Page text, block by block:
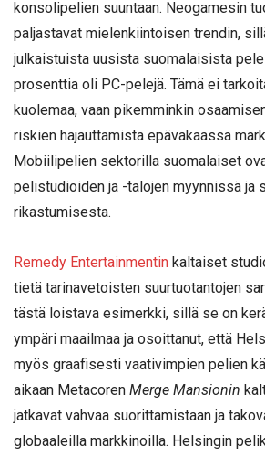
konsolipelien suuntaan. Neogamesin
paljastavat mielenkiintoisen trendin,
julkaistuista uusista suomalaisista
prosenttia oli PC-pelejä. Tämä ei
kuolemaa, vaan pikemminkin
riskien hajauttamista epävakaassa
Mobiilipelien sektorilla suomalaiset
pelistudioiden ja -talojen myynnissä ja
rikastumisesta.
Remedy Entertainmentin kaltaiset
tietä tarinavetoisten suurtuotantojen
tästä loistava esimerkki, sillä se on
ympäri maailmaa ja osoittanut, että
myös graafisesti vaativimpien pelien
aikaan Metacoren Merge Mansionin
jatkavat vahvaa suorittamistaan ja
globaaleilla markkinoilla. Helsingin